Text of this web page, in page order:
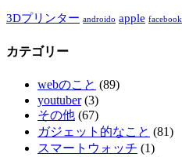
3Dプリンター androido apple facebook
カテゴリー
webのこと (89)
youtuber(3)
その他 (67)
ガジェット的なこと (81)
スマートウォッチ (1)